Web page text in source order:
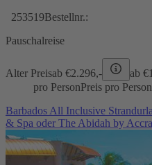
253519Bestellnr.:
Pauschalreise
Alter Preisab €2.296,- ab €
pro PersonPreis pro Person
Barbados All Inclusive
& Spa oder The Abidah by Accra